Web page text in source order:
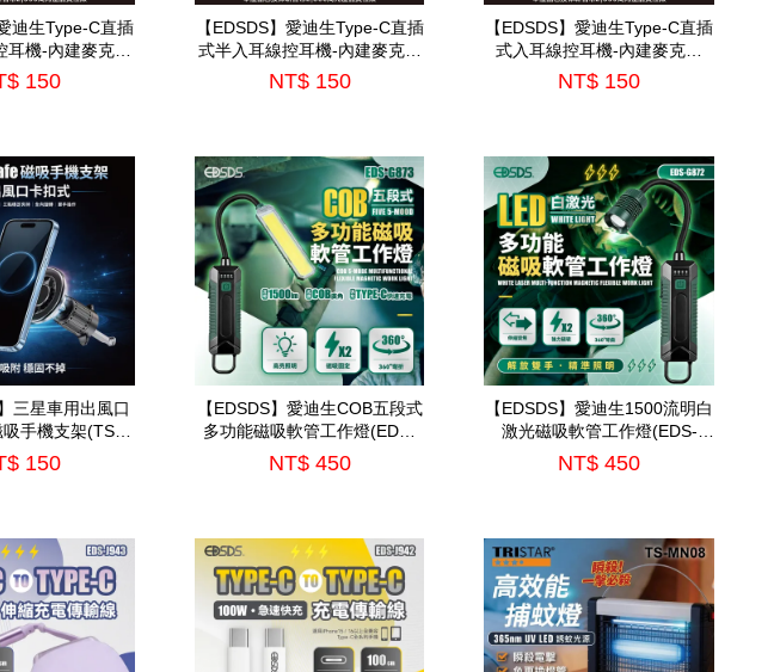
迪生Type-C直插
機-內建麥克風
C536)
150
【EDSDS】愛迪生Type-C直插
式半入耳線控耳機-內建麥克風
(EDS-C527)
NT$ 150
【EDSDS】愛迪生Type-C直插
式入耳線控耳機-內建麥克風
(EDS-C525)
NT$ 150
三星車用出風口
手機支架(TS-
150
【EDSDS】愛迪生COB五段式
多功能磁吸軟管工作燈(EDS-
G873)
NT$ 450
【EDSDS】愛迪生1500流明白
激光磁吸軟管工作燈(EDS-
G872)
NT$ 450